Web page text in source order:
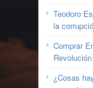
Teodoro
la
Comprar
¿Cosas